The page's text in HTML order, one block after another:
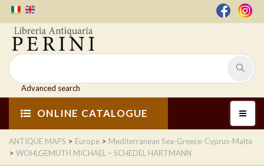
Advanced search
ONLINE CATALOGUE
ANTIQUE MAPS > Europe > Mediterranean Sea-Greece-Cyprus-Malta
> WOHLGEMUTH MICHAEL – SCHEDEL HARTMANN